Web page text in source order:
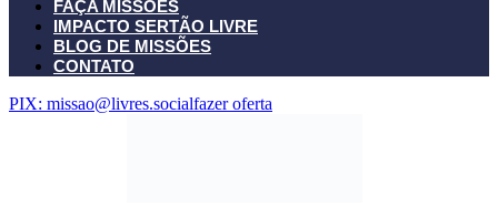
FAÇA MISSÕES
IMPACTO SERTÃO LIVRE
BLOG DE MISSÕES
CONTATO
PIX: missao@livres.socialfazer oferta